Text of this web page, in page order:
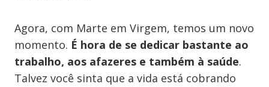
​Agora, com Marte em Virgem, temos um novo
momento. É hora de se dedicar bastante ao
trabalho, aos afazeres e também à saúde.
Talvez você sinta que a vida está cobrando